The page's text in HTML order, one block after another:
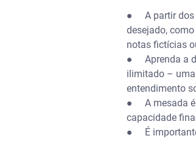
● A partir
desejado,
notas fictícias
● Aprenda a
ilimitado – uma
entendimento
● A mesada
capacidade
● É